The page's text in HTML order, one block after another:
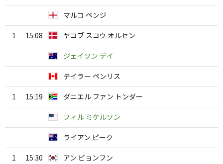
マルコ ペンジ
1 15:08 ヤコブ スコウ オルセン
ジェイソン デイ
テイラー ペンリス
1 15:19 ダニエル ファン トンダー
フィル ミケルソン
ライアン ピーク
1 15:30 アン ビョンフン